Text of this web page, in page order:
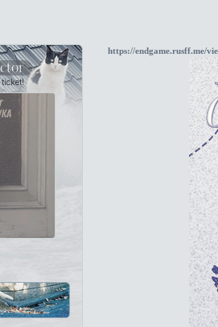
https://endgame.rusff.me/